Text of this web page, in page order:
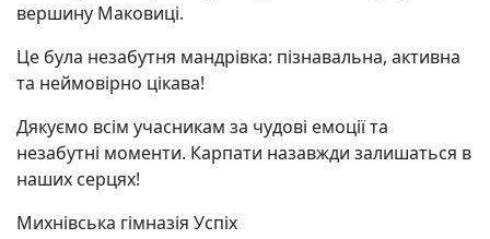
вершину Маковиці.
Це була незабутня мандрівка: пізнавальна, активна
та неймовірно цікава!
Дякуємо всім учасникам за чудові емоції та
незабутні моменти. Карпати назавжди залишаться в
наших серцях!
Михнівська гімназія Успіх